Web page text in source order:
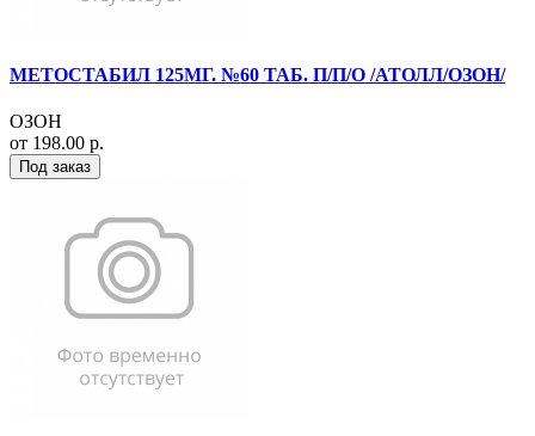
МЕТОСТАБИЛ 125МГ. №60 ТАБ. П/П/О /АТОЛЛ/ОЗОН/
ОЗОН
от 198.00 р.
Под заказ